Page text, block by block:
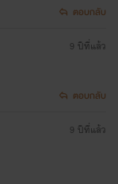
ตอบกลับ
9 ปีที่แล้ว
ตอบกลับ
9 ปีที่แล้ว